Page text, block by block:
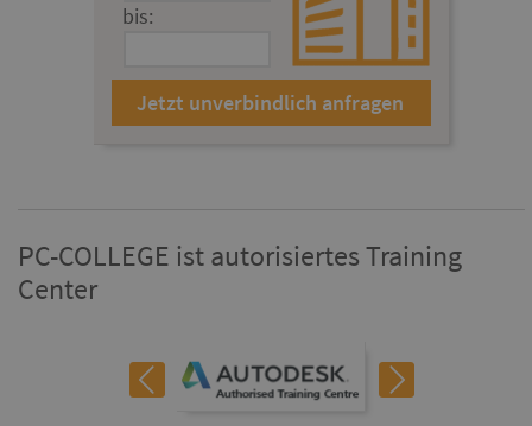
bis:
PC-COLLEGE ist autorisiertes Training
Center